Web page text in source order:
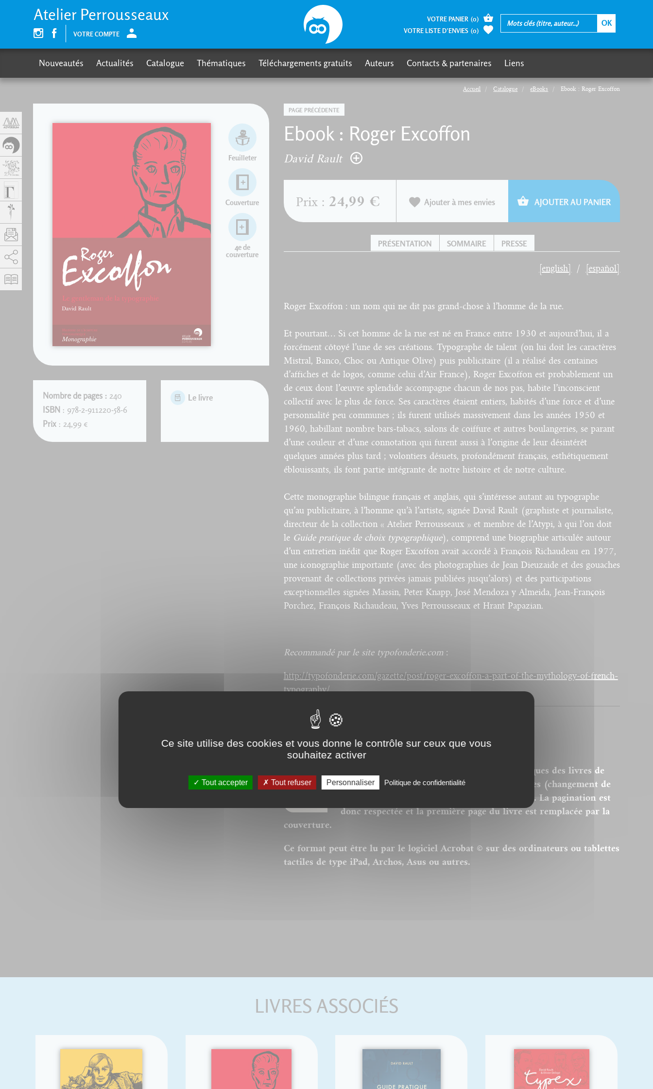
Accueil Catalogue eBooks Ebook : Roger Excoffon
PAGE PRÉCÉDENTE
Ebook : Roger Excoffon
David Rault
Feuilleter
Couverture
4e de
couverture
Nombre de pages : 240
ISBN : 978-2-911220-58-6
Prix: 24,99 €
Le livre
Prix : 24,99 € Ajouter à mes envies AJOUTER AU PANIER
PRÉSENTATION SOMMAIRE PRESSE
[english] [español]
Roger Excoffon : un nom qui ne dit pas grand-chose à l’homme de la rue.
Et pourtant… Si cet homme de la rue est né en France entre 1930 et aujourd’hui, il a
forcément côtoyé l’une de ses créations. Typographe de talent (on lui doit les caractères
Mistral, Banco, Choc ou Antique Olive) puis publicitaire (il a réalisé des centaines
d’affiches et de logos, comme celui d’Air France), Roger Excoffon est probablement un
de ceux dont l’œuvre splendide accompagne chacun de nos pas, habite l’inconscient
collectif avec le plus de force. Ses caractères étaient entiers, habités d’une force et d’une
personnalité peu communes ; ils furent utilisés massivement dans les années 1950 et
1960, habillant nombre bars-tabacs, salons de coiffure et autres boulangeries, se parant
d’une couleur et d’une connotation qui furent aussi à l’origine de leur désintérêt
quelques années plus tard ; volontiers désuets, profondément français, esthétiquement
éblouissants, ils font partie intégrante de notre histoire et de notre culture.
Cette monographie bilingue français et anglais, qui s’intéresse autant au typographe
qu’au publicitaire, à l’homme qu’à l’artiste, signée David Rault (graphiste et journaliste,
directeur de la collection « Atelier Perrousseaux » et membre de l’Atypi, à qui l’on doit
le Guide pratique de choix typographique), comprend une biographie articulée autour
d’un entretien inédit que Roger Excoffon avait accordé à François Richaudeau en 1977,
une iconographie importante (avec des photographies de Jean Dieuzaide et des gouaches
provenant de collections privées jamais publiées jusqu’alors) et des participations
exceptionnelles signées Massin, Peter Knapp, José Mendoza y Almeida, Jean-François
Porchez, François Richaudeau, Yves Perrousseaux et Hrant Papazian.
Recommandé par le site typofonderie.com:
http://typofonderie.com/gazette/post/roger-excoffon-a-part-of-the-mythology-of-french-
typography/
En cours de traduction en italien.
Nos ebooks sont des versions PDF homothétiques des livres de
nos catalogues. Ils ne sont donc pas modifiables (changement de
corps pour la police, modification des images). La pagination est
donc respectée et la première page du livre est remplacée par la
couverture.
Ce format peut être lu par le logiciel Acrobat © sur des ordinateurs ou tablettes
tactiles de type iPad, Archos, Asus ou autres.
LIVRES ASSOCIÉS
Atelier Perrousseaux
VOTRE COMPTE
VOTRE PANIER (0)
VOTRE LISTE D’ENVIES (0)
Nouveautés Actualités Catalogue Thématiques Téléchargements gratuits Auteurs Contacts & partenaires Liens
Autoriser
Panneau de gestion des cookies
Ce site utilise des cookies et vous donne le contrôle sur ceux que vous
souhaitez activer
Tout accepter Tout refuser Personnaliser Politique de confidentialité